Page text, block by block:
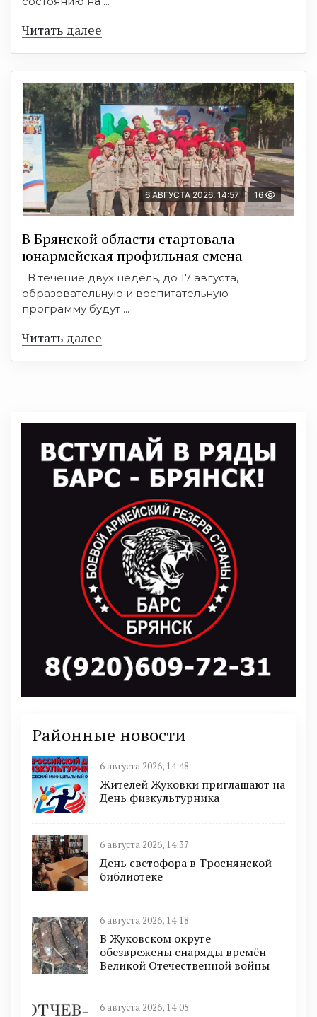
Читать далее
6 АВГУСТА 2026, 14:57 16
В Брянской области стартовала
юнармейская профильная смена
В течение двух недель, до 17 августа,
образовательную и воспитательную
программу будут ...
Читать далее
Районные новости
6 августа 2026, 14:48
Жителей Жуковки приглашают на
День физкультурника
6 августа 2026, 14:37
День светофора в Троснянской
библиотеке
6 августа 2026, 14:18
В Жуковском округе
обезврежены снаряды времён
Великой Отечественной войны
6 августа 2026, 14:05